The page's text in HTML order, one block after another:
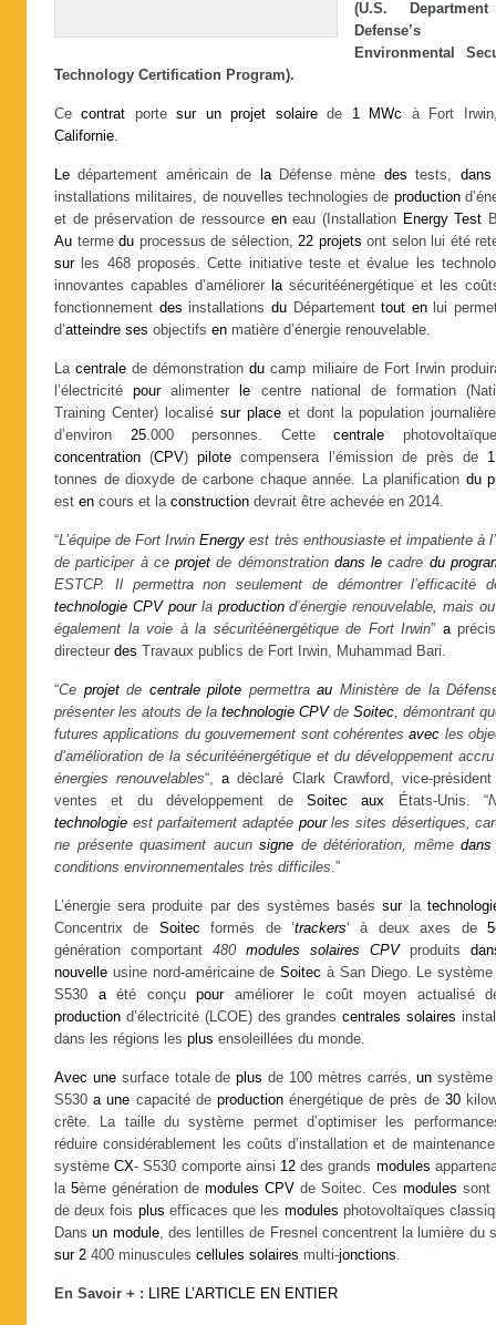
(U.S.
Defense’s
Environmental
Technology Certification Program).
Cecontrat portesur un projet solairede 1 MWc à Fort
Californie.
Le département américain de laDéfense mène des tests, dans
installations militaires, de nouvelles technologies de production
et de préservation de ressource eneau (Installation Energy Test
Au terme du processus de sélection, 22 projets ont selon lui été
surles 468 proposés. Cette initiative teste et évalue les
innovantes capables d’améliorer
lasécuritéénergétique et les
fonctionnement des installations duDépartementtout enlui
d’atteindre ses objectifs en matière d’énergie renouvelable.
Lacentrale de démonstrationdu camp miliaire de Fort Irwin
l’électricitépouralimenter le centre national de formation
Training Center) localisé sur place et dont la population
d’environ 25.000 personnes. Cette centrale
concentration (CPV)pilote compensera l’émission de près de 1
tonnes de dioxyde de carbone chaque année. La planification du
est en cours et la construction devrait être achevée en 2014.
“L’équipe de Fort IrwinEnergy est très enthousiaste et impatiente à
de participer à ceprojet de démonstration dans le cadre du
ESTCP. Il permettra non seulement de démontrer l’efficacité
technologie CPV pourla productiond’énergie renouvelable, mais
également la voie à la sécuritéénergétique de Fort Irwin” a
directeur des Travaux publics de Fort Irwin, Muhammad Bari.
“Ce projetde centrale pilote permettraau Ministère de la
présenter les atouts de la technologie CPV de Soitec, démontrant
futures applications du gouvernement sont cohérentesavec les
d’amélioration de la sécuritéénergétique et du développement
énergies renouvelables“,adéclaré Clark Crawford, vice-
ventes et du développement de Soitec aux États-Unis. “
technologie est parfaitement adaptée pourles sites désertiques,
ne présente quasiment aucunsigne de détérioration, mêmedans
conditions environnementales très difficiles.”
L’énergie sera produite par des systèmes baséssurla
Concentrix de Soitec formés de ‘trackers‘ à deux axes de5
génération comportant 480 modules solaires CPV produits
nouvelle usine nord-américaine deSoitec à San Diego. Le
S530 aété conçupouraméliorer le coût moyen actualisé
production d’électricité (LCOE) des grandescentrales solaires
dans les régions les plus ensoleillées du monde.
Avec unesurface totale deplus de 100 mètres carrés,un
S530a une capacité de productionénergétique de près de 30
crête. La taille du système permet d’optimiser les
réduire considérablement les coûts d’installation et de
systèmeCX- S530 comporte ainsi 12 des grands modules
la 5ème génération de modules CPV de Soitec. Ces modules sont
de deux fois plus efficaces que les modules photovoltaïques
Dansun module, des lentilles de Fresnel concentrent la lumière du
sur 2 400 minuscules cellules solaires multi-jonctions.
En Savoir + : LIRE L’ARTICLE EN ENTIER